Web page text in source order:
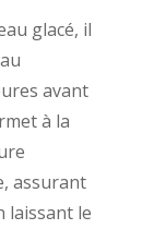
glacé, il
avant
à la
assurant
laissant le